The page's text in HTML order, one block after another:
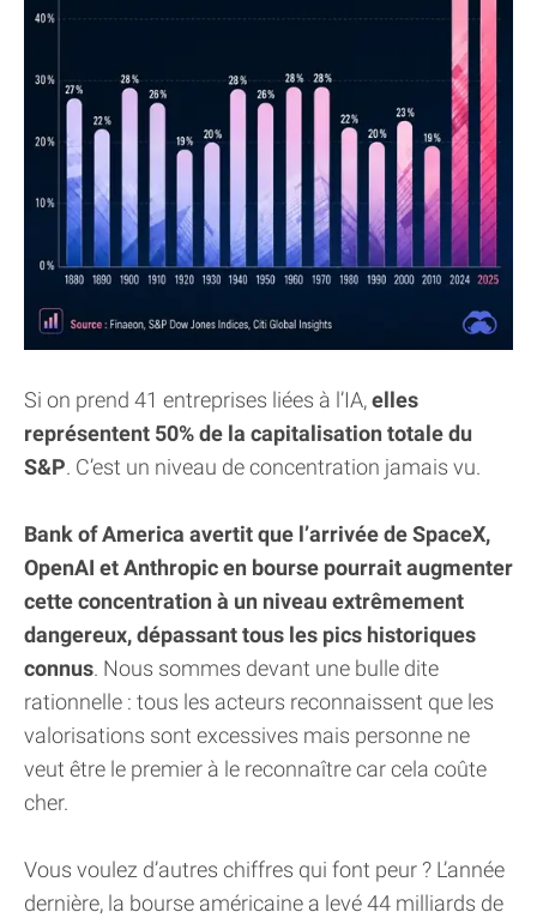
Si on prend 41 entreprises liées à l’IA,elles
représentent 50% de la capitalisation totale du
S&P. C’est un niveau de concentration jamais vu.
Bank of America avertit que l’arrivée de SpaceX,
OpenAI et Anthropic en bourse pourrait augmenter
cette concentration à un niveau extrêmement
dangereux, dépassant tous les pics historiques
connus. Nous sommes devant une bulle dite
rationnelle : tous les acteurs reconnaissent que les
valorisations sont excessives mais personne ne
veut être le premier à le reconnaître car cela coûte
cher.
Vous voulez d’autres chiffres qui font peur ? L’année
dernière, la bourse américaine a levé 44 milliards de